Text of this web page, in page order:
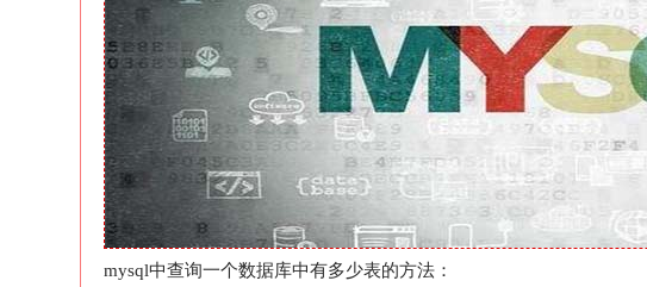
mysql中查询一个数据库中有多少表的方法：